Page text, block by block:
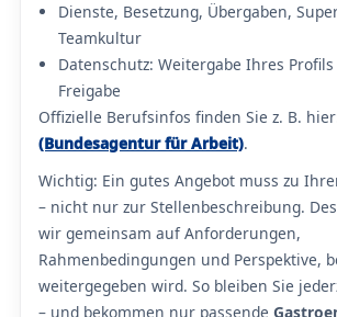
Dienste, Besetzung, Übergaben,
Teamkultur
Datenschutz: Weitergabe Ihres
Freigabe
Offizielle Berufsinfos finden Sie z. B.
(Bundesagentur für Arbeit).
Wichtig: Ein gutes Angebot muss zu
– nicht nur zur Stellenbeschreibung.
wir gemeinsam auf Anforderungen,
Rahmenbedingungen und Perspektive,
weitergegeben wird. So bleiben Sie
– und bekommen nur passende